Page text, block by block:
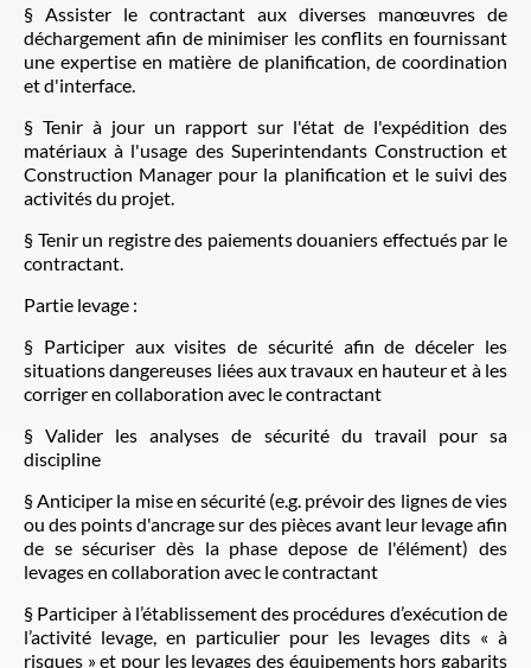
§ Assister le contractant aux diverses manœuvres de
déchargement afin de minimiser les conflits en fournissant
une expertise en matière de planification, de coordination
et d'interface.
§ Tenir à jour un rapport sur l'état de l'expédition des
matériaux à l'usage des Superintendants Construction et
Construction Manager pour la planification et le suivi des
activités du projet.
§ Tenir un registre des paiements douaniers effectués par le
contractant.
Partie levage :
§ Participer aux visites de sécurité afin de déceler les
situations dangereuses liées aux travaux en hauteur et à les
corriger en collaboration avec le contractant
§ Valider les analyses de sécurité du travail pour sa
discipline
§ Anticiper la mise en sécurité (e.g. prévoir des lignes de vies
ou des points d'ancrage sur des pièces avant leur levage afin
de se sécuriser dès la phase depose de l'élément) des
levages en collaboration avec le contractant
§ Participer à l’établissement des procédures d’exécution de
l’activité levage, en particulier pour les levages dits « à
risques » et pour les levages des équipements hors gabarits